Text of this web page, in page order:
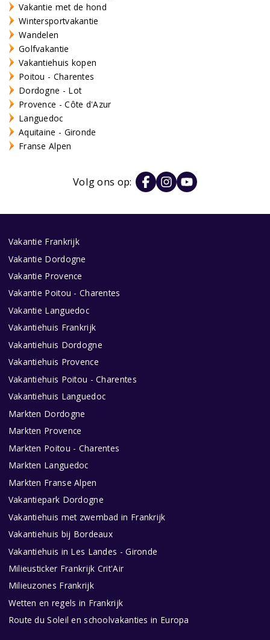
Vakantie met de hond
Wintersportvakantie
Wandelen
Golfvakantie
Vakantiehuis kopen
Poitou - Charentes
Dordogne - Lot
Provence - Côte d'Azur
Languedoc
Aquitaine - Gironde
Franse Alpen
Volg ons op:
Vakantie Frankrijk
Vakantie Dordogne
Vakantie Provence
Vakantie Poitou - Charentes
Vakantie Languedoc
Vakantiehuis Frankrijk
Vakantiehuis Dordogne
Vakantiehuis Provence
Vakantiehuis Poitou - Charentes
Vakantiehuis Languedoc
Markten Dordogne
Markten Provence
Markten Poitou - Charentes
Markten Languedoc
Markten Franse Alpen
Vakantiepark Dordogne
Vakantiehuis met zwembad in Frankrijk
Vakantiehuis bij Bordeaux
Vakantiehuis in Les Landes - Gironde
Milieusticker Frankrijk Crit'Air
Milieuzones Frankrijk
Wetten en regels in Frankrijk
Route du Soleil en schoolvakanties in Europa